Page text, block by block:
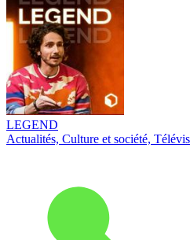
LEGEND
Actualités, Culture et société,